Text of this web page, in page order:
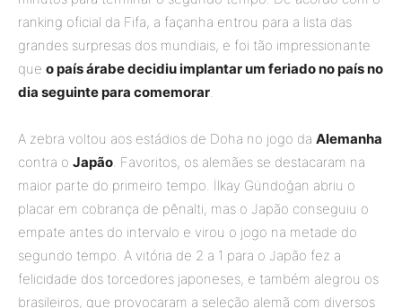
ranking oficial da Fifa, a façanha entrou para a lista das
grandes surpresas dos mundiais, e foi tão impressionante
que o país árabe decidiu implantar um feriado no país no
dia seguinte para comemorar.
A zebra voltou aos estádios de Doha no jogo da Alemanha
contra o Japão. Favoritos, os alemães se destacaram na
maior parte do primeiro tempo. İlkay Gündoğan abriu o
placar em cobrança de pênalti, mas o Japão conseguiu o
empate antes do intervalo e virou o jogo na metade do
segundo tempo. A vitória de 2 a 1 para o Japão fez a
felicidade dos torcedores japoneses, e também alegrou os
brasileiros, que provocaram a seleção alemã com diversos